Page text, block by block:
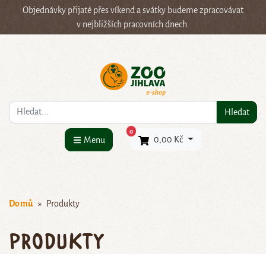
Objednávky přijaté přes víkend a svátky budeme zpracovávat
v nejbližších pracovních dnech.
Co hledáte? Hledat
Menu
0×
0,00 Kč
Domů Produkty
Produkty